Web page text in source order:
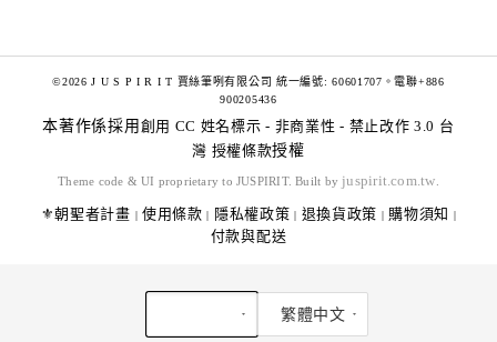
©2026 J U S P I R I T 賈絲筆咧有限公司 統一編號: 60601707。電聯+886
900205436
本著作係採用 創用 CC 姓名標示 - 非商業性 - 禁止改作 3.0 台
灣 授權條款授權
Theme code & UI proprietary to JUSPIRIT. Built by juspirit.com.tw
⚜️朝聖者計畫 | 使用條款 | 隱私權政策 | 退換貨政策 | 購物須知 |
付款與配送